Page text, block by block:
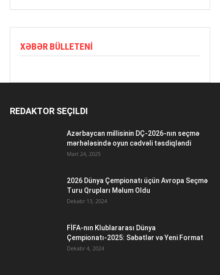
XƏBƏR BÜLLETENI
REDAKTOR SEÇILDI
Azərbaycan millisinin DÇ-2026-nın seçmə
mərhələsində oyun cədvəli təsdiqləndi
Mart 24, 2025
2026 Dünya Çempionatı üçün Avropa Seçmə
Turu Qrupları Məlum Oldu
Dekabr 13, 2024
FİFA-nın Klublararası Dünya
Çempionatı-2025: Səbətlər və Yeni Format
Dekabr 4, 2024